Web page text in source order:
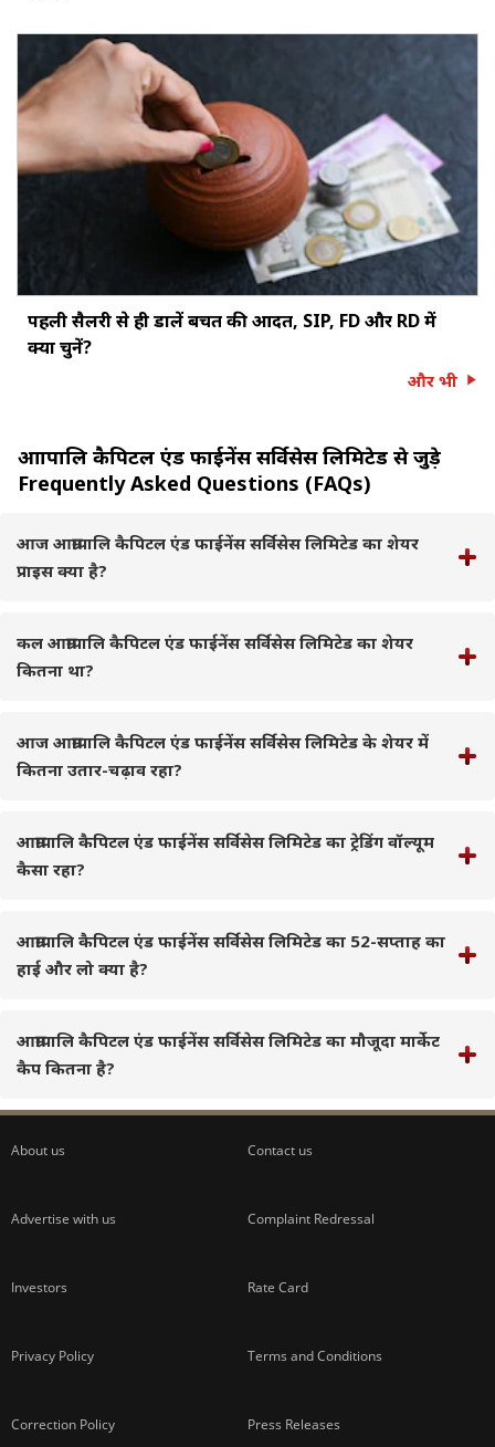
पहली सैलरी से ही डालें बचत की आदत, SIP, FD और RD में
क्या चुनें?
और भी
आम्रापालि कैपिटल एंड फाईनेंस सर्विसेस लिमिटेड से जुड़े
Frequently Asked Questions (FAQs)
आज आम्रापालि कैपिटल एंड फाईनेंस सर्विसेस लिमिटेड का शेयर
प्राइस क्या है?
कल आम्रापालि कैपिटल एंड फाईनेंस सर्विसेस लिमिटेड का शेयर
कितना था?
आज आम्रापालि कैपिटल एंड फाईनेंस सर्विसेस लिमिटेड के शेयर में
कितना उतार-चढ़ाव रहा?
आम्रापालि कैपिटल एंड फाईनेंस सर्विसेस लिमिटेड का ट्रेडिंग वॉल्यूम
कैसा रहा?
आम्रापालि कैपिटल एंड फाईनेंस सर्विसेस लिमिटेड का 52-सप्ताह का
हाई और लो क्या है?
आम्रापालि कैपिटल एंड फाईनेंस सर्विसेस लिमिटेड का मौजूदा मार्केट
कैप कितना है?
About us Contact us
Advertise with us Complaint Redressal
Investors Rate Card
Privacy Policy Terms and Conditions
Correction Policy Press Releases